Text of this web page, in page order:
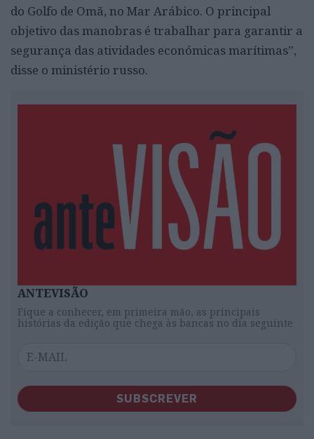
do Golfo de Omã, no Mar Arábico. O principal
objetivo das manobras é trabalhar para garantir a
segurança das atividades económicas marítimas”,
disse o ministério russo.
ANTEVISÃO
Fique a conhecer, em primeira mão, as principais
histórias da edição que chega às bancas no dia seguinte
SUBSCREVER